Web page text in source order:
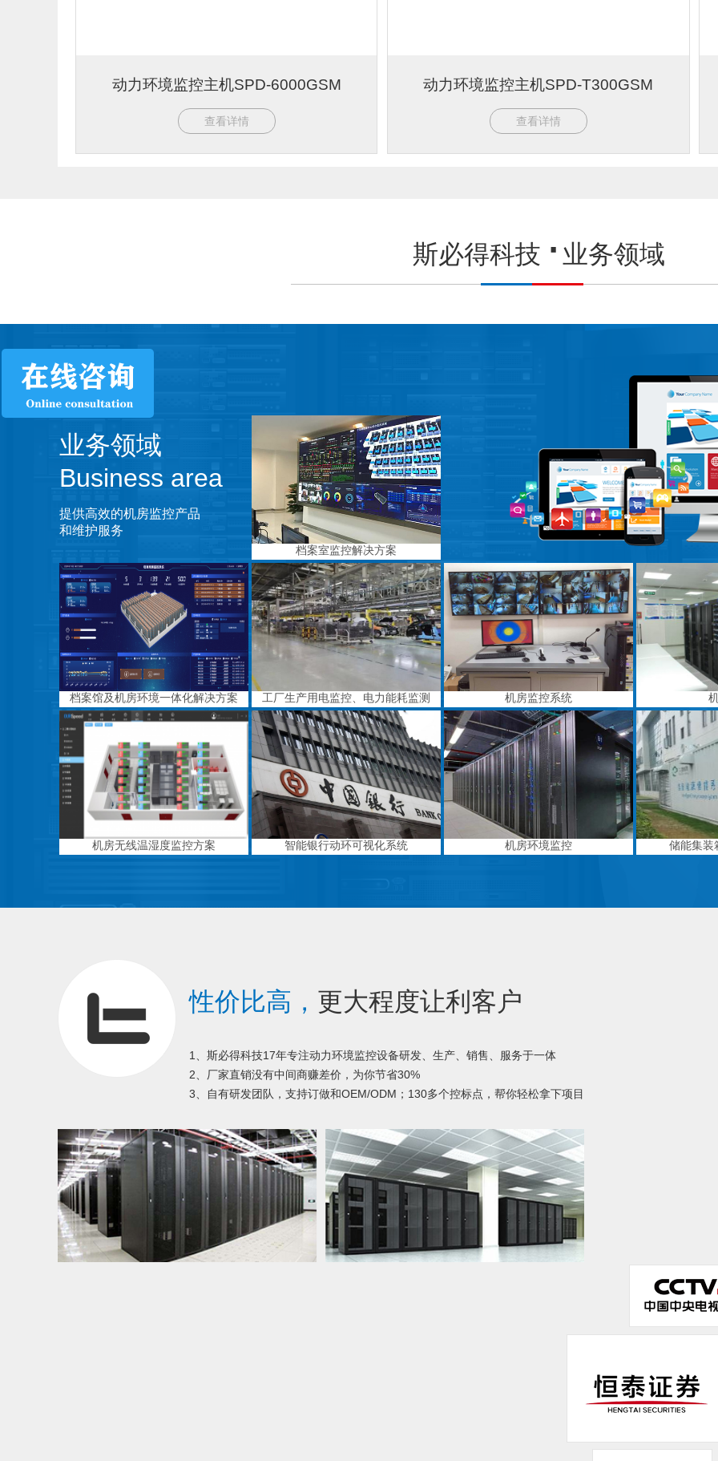
动力环境监控主机SPD-6000GSM
查看详情
动力环境监控主机SPD-T300GSM
查看详情
斯必得科技 业务领域
业务领域
Business area
提供高效的机房监控产品
和维护服务
档案室监控解决方案
档案馆及机房环境一体化解决方案 工厂生产用电监控、电力能耗监测 机房监控系统
机房无线温湿度监控方案 智能银行动环可视化系统 机房环境监控 储能集装
性价比高， 更大程度让利客户
1、斯必得科技17年专注动力环境监控设备研发、生产、销售、服务于一体
2、厂家直销没有中间商赚差价，为你节省30%
3、自有研发团队，支持订做和OEM/ODM；130多个控标点，帮你轻松拿下项目